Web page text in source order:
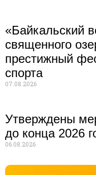
«Байкальский
священного
престижный
спорта
07.08.2026
Утверждены
до конца 2026
06.08.2026